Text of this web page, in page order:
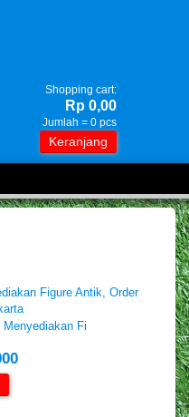
Shopping cart:
Rp 0,00
Jumlah = 0 pcs
Keranjang
Fi